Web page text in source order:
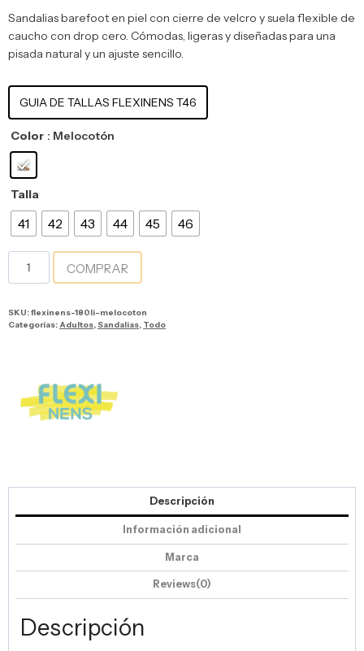
Sandalias barefoot en piel con cierre de velcro y suela flexible de
caucho con drop cero. Cómodas, ligeras y diseñadas para una
pisada natural y un ajuste sencillo.
GUIA DE TALLAS FLEXINENS T46
Color : Melocotón
Talla
41 42 43 44 45 46
COMPRAR
SKU:flexinens-180li-melocoton
Categorías: Adultos Sandalias Todo
Descripción
Información adicional
Marca
Reviews(0)
Descripción